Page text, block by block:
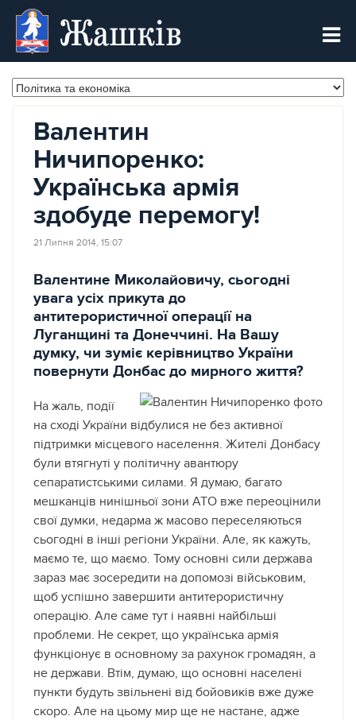
Жашків
Валентин
Ничипоренко:
Українська армія
здобуде перемогу!
21 Липня 2014, 15:07
Валентине Миколайовичу, сьогодні
увага усіх прикута до
антитерористичної операції на
Луганщині та Донеччині. На Вашу
думку, чи зуміє керівництво України
повернути Донбас до мирного життя?
На жаль, події
на сході України відбулися не без активної
підтримки місцевого населення. Жителі Донбасу
були втягнуті у політичну авантюру
сепаратистськими силами. Я думаю, багато
мешканців нинішньої зони АТО вже переоцінили
свої думки, недарма ж масово переселяються
сьогодні в інші регіони України. Але, як кажуть,
маємо те, що маємо. Тому основні сили держава
зараз має зосередити на допомозі військовим,
щоб успішно завершити антитерористичну
операцію. Але саме тут і наявні найбільші
проблеми. Не секрет, що українська армія
функціонує в основному за рахунок громадян, а
не держави. Втім, думаю, що основні населені
пункти будуть звільнені від бойовиків вже дуже
скоро. Але на цьому мир ще не настане, адже